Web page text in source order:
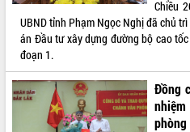
Trình diễn nghệ thuật chế biến các
món ăn từ sầu riêng
Đắk Lắk công bố Quy hoạch và xúc
tiến đầu tư tỉnh
Ngành cá ngừ Đắk Lắk chủ động thích
ứng để giữ vững thị trường xuất khẩu
Chiều
UBND tỉnh Phạm Ngọc Nghị đã chủ
án Đầu tư xây dựng đường bộ cao
đoạn 1.
Đồng
phòng